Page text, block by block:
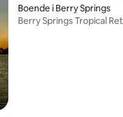
Boende i Berry Springs
Berry Springs Tropical